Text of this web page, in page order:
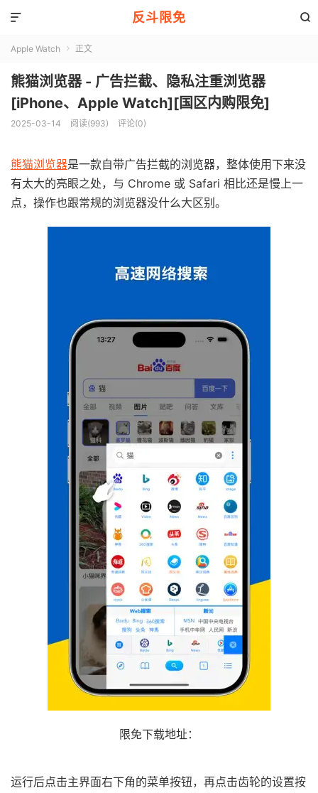
反斗限免 

Apple Watch  正文
熊猫浏览器 - 广告拦截、隐私注重浏览器
[iPhone、Apple Watch][国区内购限免]
2025-03-14 阅读(993) 评论(0)
熊猫浏览器是一款自带广告拦截的浏览器，整体使用下来没
有太大的亮眼之处，与 Chrome 或 Safari 相比还是慢上一
点，操作也跟常规的浏览器没什么大区别。
限免下载地址：
运行后点击主界面右下角的菜单按钮，再点击齿轮的设置按